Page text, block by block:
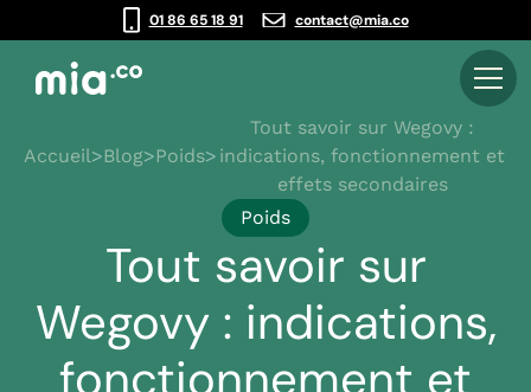
01 86 65 18 91 contact@mia.co
Accueil>Blog>Poids>
Tout savoir sur Wegovy :
indications, fonctionnement et
effets secondaires
Poids
Tout savoir sur
Wegovy : indications,
fonctionnement et